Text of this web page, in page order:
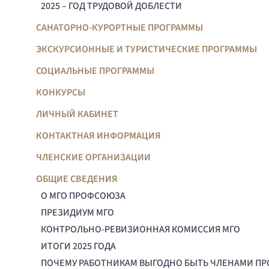
2025 – ГОД ТРУДОВОЙ ДОБЛЕСТИ
САНАТОРНО-КУРОРТНЫЕ ПРОГРАММЫ
ЭКСКУРСИОННЫЕ И ТУРИСТИЧЕСКИЕ ПРОГРАММЫ
СОЦИАЛЬНЫЕ ПРОГРАММЫ
КОНКУРСЫ
ЛИЧНЫЙ КАБИНЕТ
КОНТАКТНАЯ ИНФОРМАЦИЯ
ЧЛЕНСКИЕ ОРГАНИЗАЦИИ
ОБЩИЕ СВЕДЕНИЯ
О МГО ПРОФСОЮЗА
ПРЕЗИДИУМ МГО
КОНТРОЛЬНО-РЕВИЗИОННАЯ КОМИССИЯ МГО
ИТОГИ 2025 ГОДА
ПОЧЕМУ РАБОТНИКАМ ВЫГОДНО БЫТЬ ЧЛЕНАМИ